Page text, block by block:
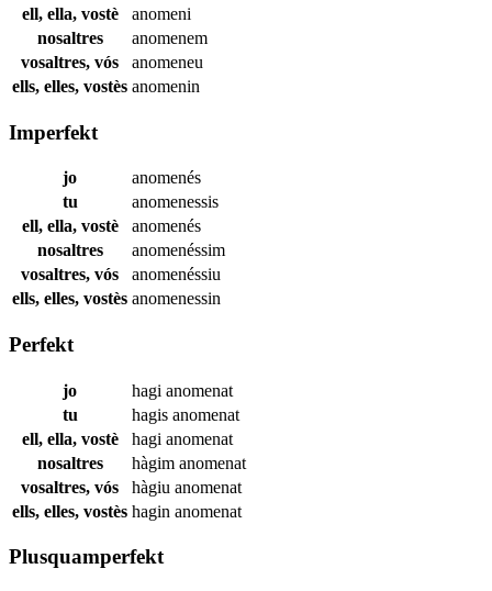
ell, ella, vostè
anomeni
nosaltres
anomenem
vosaltres, vós
anomeneu
ells, elles, vostès anomenin
Imperfekt
jo
anomenés
tu
anomenessis
ell, ella, vostè
anomenés
nosaltres
anomenéssim
vosaltres, vós
anomenéssiu
ells, elles, vostès anomenessin
Perfekt
jo hagi anomenat
tu
hagis anomenat
ell, ella, vostè
hagi anomenat
nosaltres
hàgim anomenat
vosaltres, vós
hàgiu anomenat
ells, elles, vostès hagin anomenat
Plusquamperfekt